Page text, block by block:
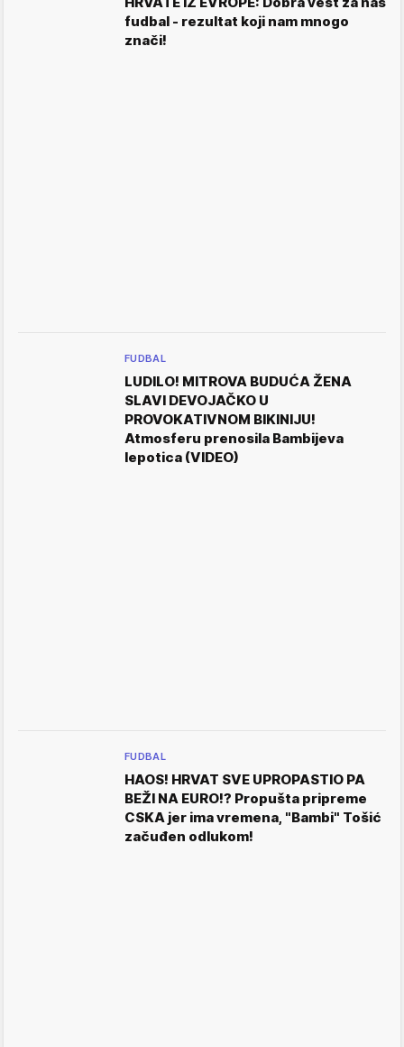
fudbal - rezultat koji nam mnogo
znači!
FUDBAL
LUDILO! MITROVA BUDUĆA ŽENA
SLAVI DEVOJAČKO U
PROVOKATIVNOM BIKINIJU!
Atmosferu prenosila Bambijeva
lepotica (VIDEO)
FUDBAL
HAOS! HRVAT SVE UPROPASTIO PA
BEŽI NA EURO!? Propušta pripreme
CSKA jer ima vremena, "Bambi" Tošić
začuđen odlukom!